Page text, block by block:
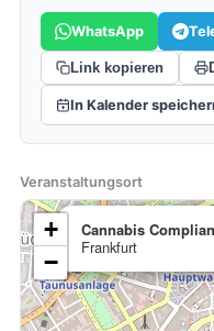
WhatsApp
Link kopieren
In Kalender
Veranstaltungsort
Cannabis
Frankfurt
+
−